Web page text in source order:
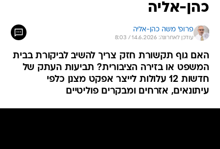
כהן-אליה
פרופ' משה כהן-אליה
עודכן לאחרונה: 14.6.2026 / 8:03
האם גוף תקשורת חזק צריך להשיב לביקורת בבית
המשפט או בזירה הציבורית? תביעות העתק של
חדשות 12 עלולות לייצר אפקט מצנן כלפי
עיתונאים, אזרחים ומבקרים פוליטיים